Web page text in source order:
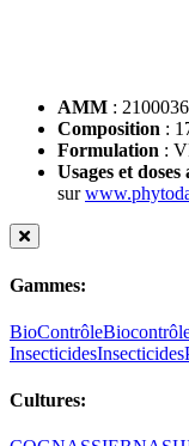
AMM : 2100036
Composition :
Formulation :
Usages et doses
sur
Gammes:
BioContrôle
InsecticidesInsecticides
Cultures: